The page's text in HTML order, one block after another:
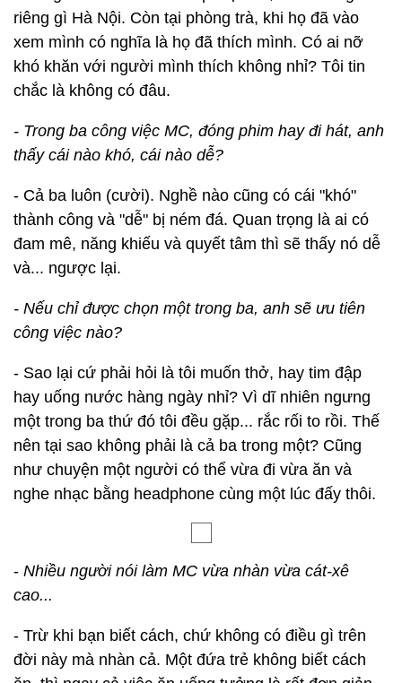
riêng gì Hà Nội. Còn tại phòng trà, khi họ đã vào
xem mình có nghĩa là họ đã thích mình. Có ai nỡ
khó khăn với người mình thích không nhỉ? Tôi tin
chắc là không có đâu.
- Trong ba công việc MC, đóng phim hay đi hát, anh
thấy cái nào khó, cái nào dễ?
- Cả ba luôn (cười). Nghề nào cũng có cái "khó"
thành công và "dễ" bị ném đá. Quan trọng là ai có
đam mê, năng khiếu và quyết tâm thì sẽ thấy nó dễ
và... ngược lại.
- Nếu chỉ được chọn một trong ba, anh sẽ ưu tiên
công việc nào?
- Sao lại cứ phải hỏi là tôi muốn thở, hay tim đập
hay uống nước hàng ngày nhỉ? Vì dĩ nhiên ngưng
một trong ba thứ đó tôi đều gặp... rắc rối to rồi. Thế
nên tại sao không phải là cả ba trong một? Cũng
như chuyện một người có thể vừa đi vừa ăn và
nghe nhạc bằng headphone cùng một lúc đấy thôi.
- Nhiều người nói làm MC vừa nhàn vừa cát-xê
cao...
- Trừ khi bạn biết cách, chứ không có điều gì trên
đời này mà nhàn cả. Một đứa trẻ không biết cách